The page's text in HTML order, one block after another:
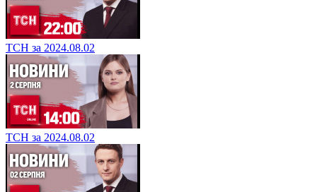
ТСН за 2024.08.02
ТСН за 2024.08.02